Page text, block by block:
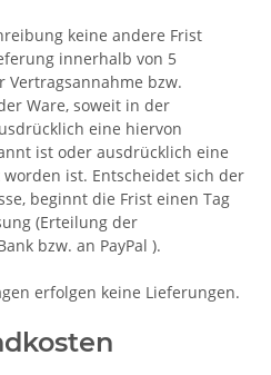
keine andere Frist
innerhalb von 5
bzw.
Ware, soweit in der
eine hiervon
ist oder ausdrücklich eine
ist. Entscheidet sich der
beginnt die Frist einen Tag
(Erteilung der
bzw. an PayPal ).
erfolgen keine Lieferungen.